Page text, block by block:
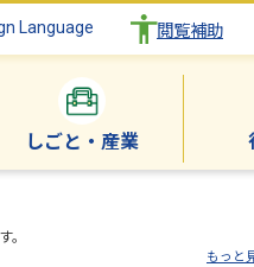
Language 閲覧補助
しごと・産業
。
もっと